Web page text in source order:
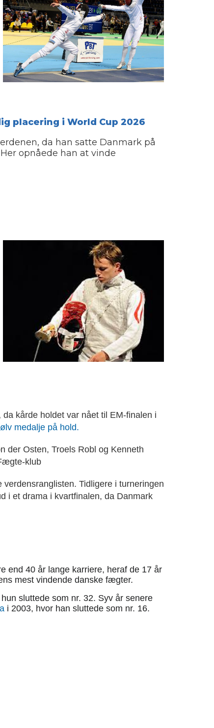
placering i World Cup 2026
da han satte Danmark på
opnåede han at vinde
kårde holdet var nået til EM-finalen i
medalje på hold.
der Osten, Troels Robl og Kenneth
klub
verdensranglisten. Tidligere i turneringen
i et drama i kvartfinalen, da Danmark
end 40 år lange karriere, heraf de 17 år
mest vindende danske fægter.
sluttede som nr. 32. Syv år senere
i 2003, hvor han sluttede som nr. 16.